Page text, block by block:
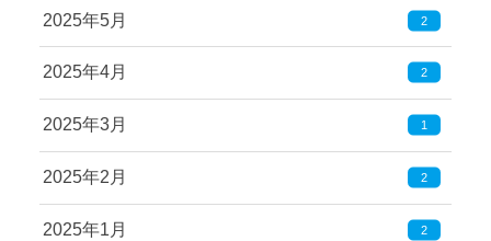
2025年5月 2
2025年4月 2
2025年3月 1
2025年2月 2
2025年1月 2